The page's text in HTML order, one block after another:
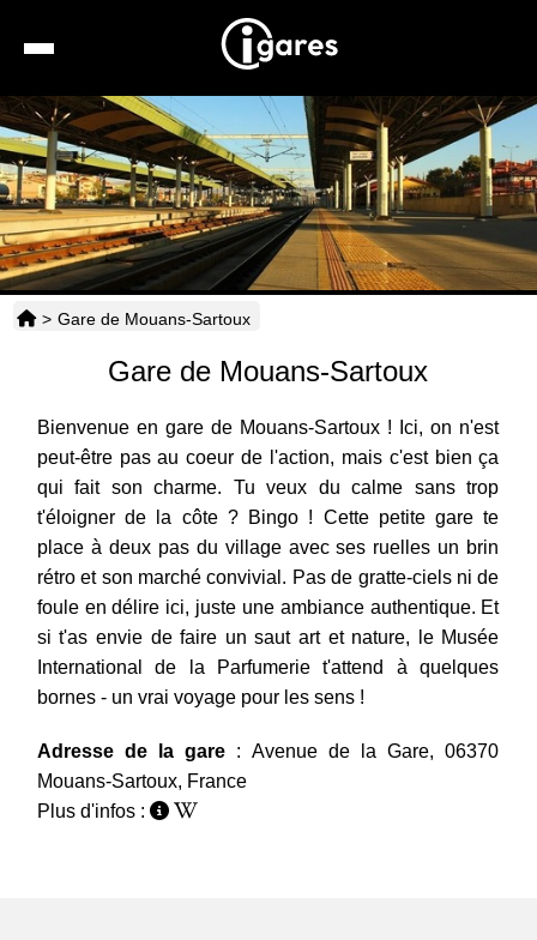
Recherche
Location de voiture
Hôtels
Taxis
> Gare de Mouans-Sartoux
Gare de Mouans-Sartoux
Bienvenue en gare de Mouans-Sartoux ! Ici, on n'est
peut-être pas au coeur de l'action, mais c'est bien ça
qui fait son charme. Tu veux du calme sans trop
t'éloigner de la côte ? Bingo ! Cette petite gare te
place à deux pas du village avec ses ruelles un brin
rétro et son marché convivial. Pas de gratte-ciels ni de
foule en délire ici, juste une ambiance authentique. Et
si t'as envie de faire un saut art et nature, le Musée
International de la Parfumerie t'attend à quelques
bornes - un vrai voyage pour les sens !
Adresse de la gare : Avenue de la Gare, 06370
Mouans-Sartoux, France
Plus d'infos :